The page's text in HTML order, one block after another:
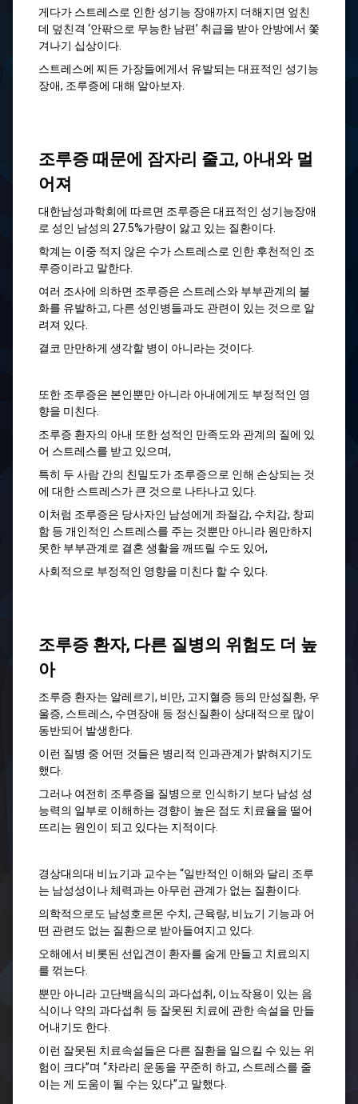
게다가 스트레스로 인한 성기능 장애까지 더해지면 엎친
데 덮친격 ‘안팎으로 무능한 남편’ 취급을 받아 안방에서 쫓
겨나기 십상이다.
스트레스에 찌든 가장들에게서 유발되는 대표적인 성기능
장애, 조루증에 대해 알아보자.
조루증 때문에 잠자리 줄고, 아내와 멀
어져
대한남성과학회에 따르면 조루증은 대표적인 성기능장애
로 성인 남성의 27.5%가량이 앓고 있는 질환이다.
학계는 이중 적지 않은 수가 스트레스로 인한 후천적인 조
루증이라고 말한다.
여러 조사에 의하면 조루증은 스트레스와 부부관계의 불
화를 유발하고, 다른 성인병들과도 관련이 있는 것으로 알
려져 있다.
결코 만만하게 생각할 병이 아니라는 것이다.
또한 조루증은 본인뿐만 아니라 아내에게도 부정적인 영
향을 미친다.
조루증 환자의 아내 또한 성적인 만족도와 관계의 질에 있
어 스트레스를 받고 있으며,
특히 두 사람 간의 친밀도가 조루증으로 인해 손상되는 것
에 대한 스트레스가 큰 것으로 나타나고 있다.
이처럼 조루증은 당사자인 남성에게 좌절감, 수치감, 창피
함 등 개인적인 스트레스를 주는 것뿐만 아니라 원만하지
못한 부부관계로 결혼 생활을 깨뜨릴 수도 있어,
사회적으로 부정적인 영향을 미친다 할 수 있다.
조루증 환자, 다른 질병의 위험도 더 높
아
조루증 환자는 알레르기, 비만, 고지혈증 등의 만성질환, 우
울증, 스트레스, 수면장애 등 정신질환이 상대적으로 많이
동반되어 발생한다.
이런 질병 중 어떤 것들은 병리적 인과관계가 밝혀지기도
했다.
그러나 여전히 조루증을 질병으로 인식하기 보다 남성 성
능력의 일부로 이해하는 경향이 높은 점도 치료율을 떨어
뜨리는 원인이 되고 있다는 지적이다.
경상대의대 비뇨기과 교수는 “일반적인 이해와 달리 조루
는 남성성이나 체력과는 아무런 관계가 없는 질환이다.
의학적으로도 남성호르몬 수치, 근육량, 비뇨기 기능과 어
떤 관련도 없는 질환으로 받아들여지고 있다.
오해에서 비롯된 선입견이 환자를 숨게 만들고 치료의지
를 꺾는다.
뿐만 아니라 고단백음식의 과다섭취, 이뇨작용이 있는 음
식이나 약의 과다섭취 등 잘못된 치료에 관한 속설을 만들
어내기도 한다.
이런 잘못된 치료속설들은 다른 질환을 일으킬 수 있는 위
험이 크다”며 “차라리 운동을 꾸준히 하고, 스트레스를 줄
이는 게 도움이 될 수는 있다”고 말했다.